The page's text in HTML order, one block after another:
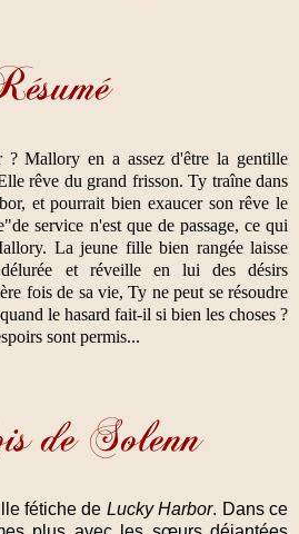
Mallory en a assez d'être la gentille
rêve du grand frisson. Ty traîne dans
et pourrait bien exaucer son rêve le
service n'est que de passage, ce qui
La jeune fille bien rangée laisse
et réveille en lui des désirs
fois de sa vie, Ty ne peut se résoudre
le hasard fait-il si bien les choses ?
sont permis...
fétiche de Lucky Harbor. Dans ce